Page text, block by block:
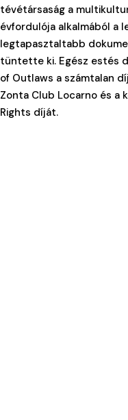
tévétársaság a
évfordulója alkalmából a
legtapasztaltabb
tüntette ki. Egész estés
of Outlaws a számtalan
Zonta Club Locarno és a
Rights díját.